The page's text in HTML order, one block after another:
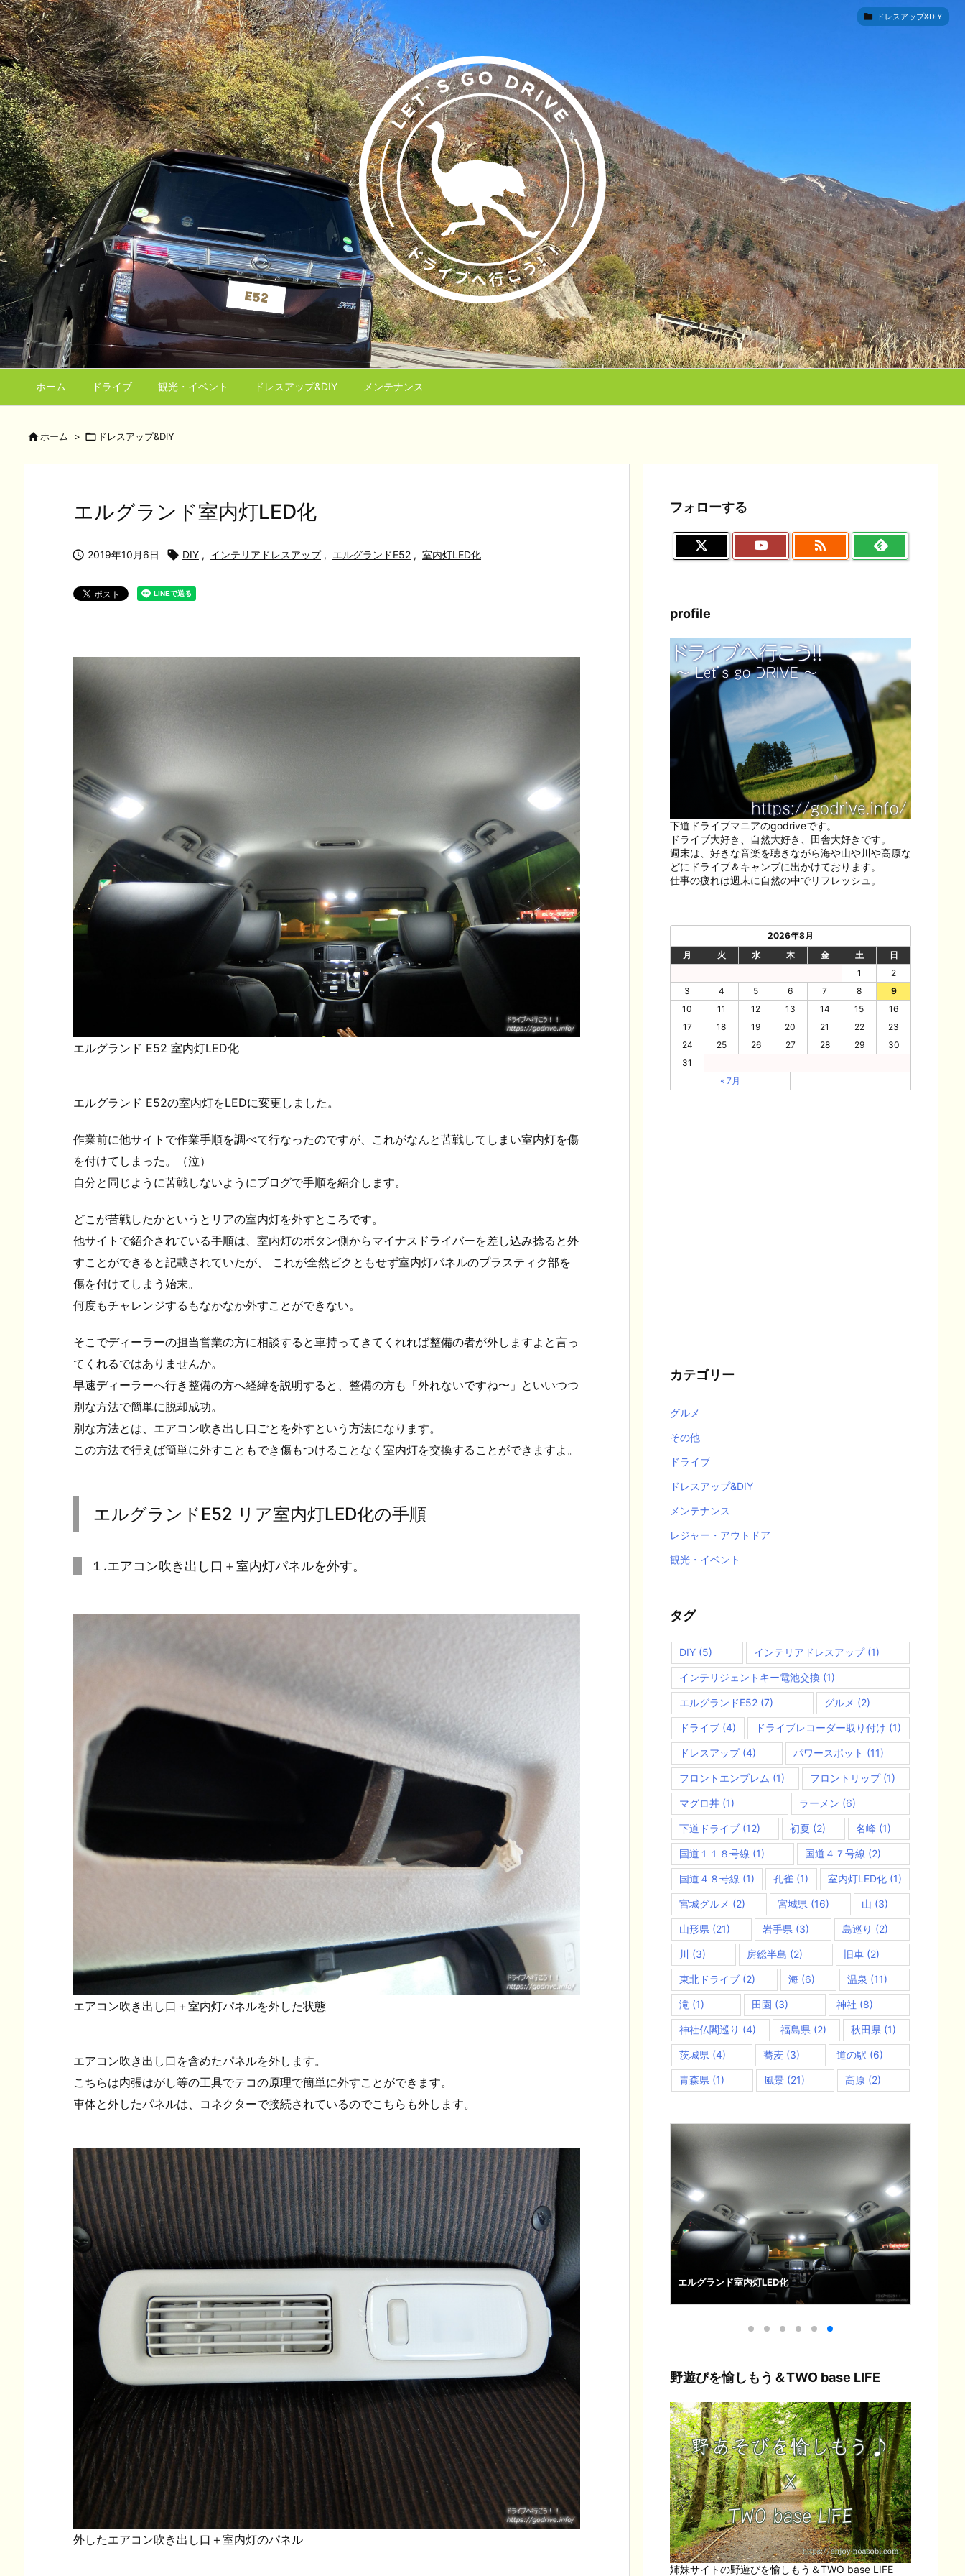
ホーム ドライブ 観光・イベント ドレスアップ&DIY メンテナンス
ホーム >  ドレスアップ&DIY
エルグランド室内灯LED化
 2019年10月6日
 ドレスアップ&DIY
 DIY , インテリアドレスアップ , エルグランドE52 , 室内灯LED化
エルグランド E52 室内灯LED化
エルグランド E52の室内灯をLEDに変更しました。
作業前に他サイトで作業手順を調べて行なったのですが、これがなんと苦戦してしまい室内灯を傷
を付けてしまった。（泣）
自分と同じように苦戦しないようにブログで手順を紹介します。
どこが苦戦したかというとリアの室内灯を外すところです。
他サイトで紹介されている手順は、室内灯のボタン側からマイナスドライバーを差し込み捻ると外
すことができると記載されていたが、 これが全然ビクともせず室内灯パネルのプラスティク部を
傷を付けてしまう始末。
何度もチャレンジするもなかなか外すことができない。
そこでディーラーの担当営業の方に相談すると車持ってきてくれれば整備の者が外しますよと言っ
てくれるではありませんか。
早速ディーラーへ行き整備の方へ経緯を説明すると、整備の方も「外れないですね〜」といいつつ
別な方法で簡単に脱却成功。
別な方法とは、エアコン吹き出し口ごとを外すという方法になります。
この方法で行えば簡単に外すこともでき傷もつけることなく室内灯を交換することができますよ。
エルグランドE52 リア室内灯LED化の手順
１.エアコン吹き出し口＋室内灯パネルを外す。
エアコン吹き出し口＋室内灯パネルを外した状態
エアコン吹き出し口を含めたパネルを外します。
こちらは内張はがし等の工具でテコの原理で簡単に外すことができます。
車体と外したパネルは、コネクターで接続されているのでこちらも外します。
外したエアコン吹き出し口＋室内灯のパネル
 ドレスアップ&DIY
フォローする

profile
下道ドライブマニアのgodriveです。
ドライブ大好き、自然大好き、田舎大好きです。
週末は、好きな音楽を聴きながら海や山や川や高原な
どにドライブ＆キャンプに出かけております。
仕事の疲れは週末に自然の中でリフレッシュ。
2026年8月
月
火 水 木 金 土
日
1
2
3
4 5 6 7 8
9
10
11 12 13 14 15
16
17
18 19 20 21 22
23
24
25 26 27 28 29
30
31
« 7月
カテゴリー
グルメ
その他
ドライブ
ドレスアップ&DIY
メンテナンス
レジャー・アウトドア
観光・イベント
タグ
DIY (5) インテリアドレスアップ(1)
インテリジェントキー電池交換 (1)
エルグランドE52 (7) グルメ (2)
ドライブ (4) ドライブレコーダー取り付け (1)
ドレスアップ(4) パワースポット (11)
フロントエンブレム (1) フロントリップ(1)
マグロ丼 (1) ラーメン (6)
下道ドライブ (12) 初夏 (2) 名峰(1)
国道１１８号線 (1) 国道４７号線 (2)
国道４８号線 (1) 孔雀 (1) 室内灯LED化(1)
宮城グルメ (2) 宮城県 (16) 山 (3)
山形県 (21) 岩手県 (3) 島巡り (2)
川 (3) 房総半島 (2) 旧車 (2)
東北ドライブ (2) 海(6) 温泉 (11)
滝 (1) 田園 (3) 神社 (8)
神社仏閣巡り (4) 福島県 (2) 秋田県 (1)
茨城県 (4) 蕎麦(3) 道の駅 (6)
青森県 (1) 風景 (21) 高原(2)
フロントメッキ部ブラック化 エルグランドE52 フロントリップブラックアウト化 エルグランドE52 エンブレムブラックアウト化 エルグランド室内灯LED化
野遊びを愉しもう＆TWO base LIFE
姉妹サイトの野遊びを愉しもう＆TWO base LIFE